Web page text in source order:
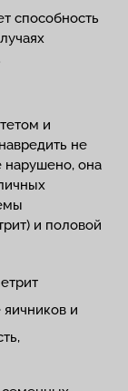
способность
и
не
нарушено, она
и половой
яичников и